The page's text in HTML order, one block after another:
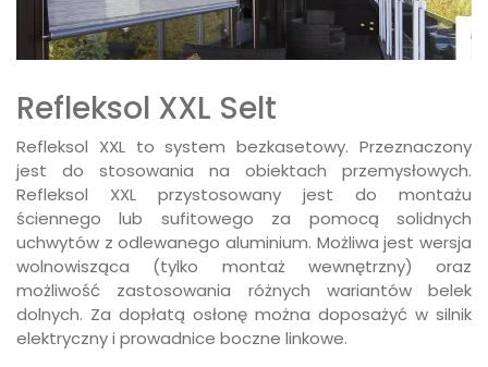
Refleksol XXL Selt
Refleksol XXL to system bezkasetowy. Przeznaczony
jest do stosowania na obiektach przemysłowych.
Refleksol XXL przystosowany jest do montażu
ściennego lub sufitowego za pomocą solidnych
uchwytów z odlewanego aluminium. Możliwa jest wersja
wolnowisząca (tylko montaż wewnętrzny) oraz
możliwość zastosowania różnych wariantów belek
dolnych. Za dopłatą osłonę można doposażyć w silnik
elektryczny i prowadnice boczne linkowe.